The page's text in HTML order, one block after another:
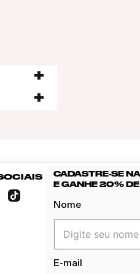
CADASTRE-SE
E GANHE 20%
Nome
E-mail